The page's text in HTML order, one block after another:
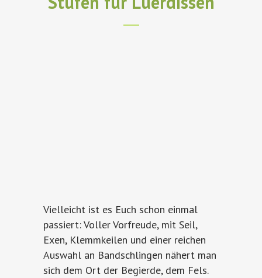
Vielleicht ist es Euch schon einmal
passiert: Voller Vorfreude, mit Seil,
Exen, Klemmkeilen und einer reichen
Auswahl an Bandschlingen nähert man
sich dem Ort der Begierde, dem Fels.